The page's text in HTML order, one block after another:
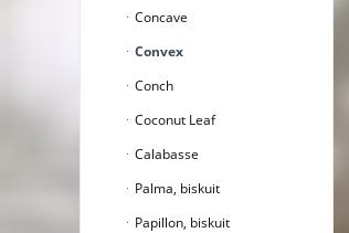
Concave
Convex
Conch
Coconut Leaf
Calabasse
Palma, biskuit
Papillon, biskuit